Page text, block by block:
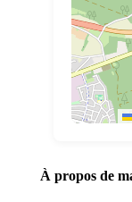
À propos de